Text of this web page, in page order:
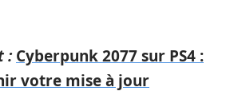
: Cyberpunk 2077 sur PS4 :
votre mise à jour